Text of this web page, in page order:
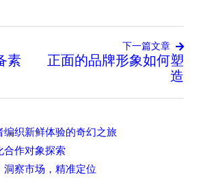
素
下一篇文章
正面的品牌形象如何塑
造
织新鲜体验的奇幻之旅
合作对象探索
察市场，精准定位